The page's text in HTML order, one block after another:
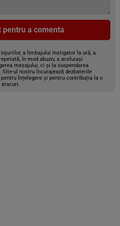
pentru a comenta
a limbajului instigator la ură, a
în mod abuziv, a aceluiași
mesajului, ci și la suspendarea
ul nostru încurajează dezbaterile
înțelegere și pentru contribuția la o
atacuri.